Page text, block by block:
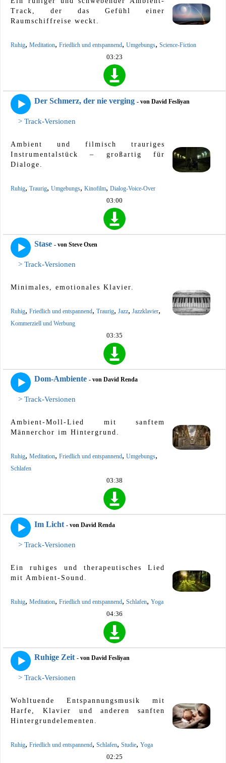
Track, der das Gefühl einer
Raumschiffreise weckt.
Ruhig, Meditation, Friedlich und entspannend, Umgebungs, Science-Fiction
03:23
Der Schmerz, der nie verging - von David Fesliyan
> Track-Versionen
Ambient und filmisch trauriges
Instrumentalstück – großartig für
Dialoge.
Ruhig, Traurig, Umgebungs, Kinofilm, Dialog-Voice-Over
03:00
Stase - von Steve Oxen
> Track-Versionen
Minimales, emotionales Klavier.
Ruhig, Friedlich und entspannend, Traurig, Jazz, Jazzklavier,
Kommerziell und Werbung
03:35
Dom-Ambiente - von David Renda
> Track-Versionen
Ambient-Moll-Lied mit sanftem
Männerchor im Hintergrund.
Ruhig, Meditation, Friedlich und entspannend, Umgebungs,
Schlafen
03:38
Im Licht - von David Renda
> Track-Versionen
Ein ruhiges und therapeutisches Lied
mit Ambient-Sound.
Ruhig, Meditation, Friedlich und entspannend, Schlafen, Yoga
04:36
Ruhige Zeit - von David Fesliyan
> Track-Versionen
Wohltuende Entspannungsmusik mit
Harfe, Klavier und anderen sanften
Hintergrundelementen.
Ruhig, Friedlich und entspannend, Schlafen, Studie, Yoga
02:25